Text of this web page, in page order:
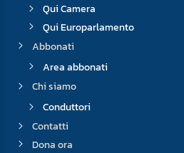
Qui Camera
Qui Europarlamento
Abbonati
Area abbonati
Chi siamo
Conduttori
Contatti
Dona ora